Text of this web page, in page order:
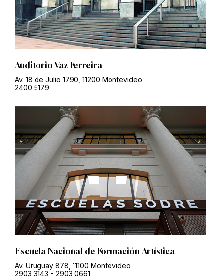
Auditorio Vaz Ferreira
Av. 18 de Julio 1790, 11200 Montevideo
2400 5179
Escuela Nacional de Formación Artística
Av. Uruguay 878, 11100 Montevideo
2903 3143 - 2903 0661